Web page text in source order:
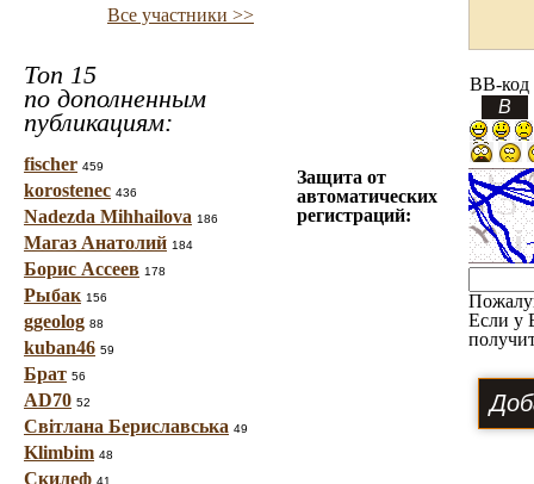
Все участники >>
Топ 15
по дополненным
публикациям:
fischer 459
korostenec 436
Nadezda Mihhailova 186
Магаз Анатолий 184
Борис Ассеев 178
Рыбак 156
ggeolog 88
kuban46 59
Брат 56
AD70 52
Світлана Бериславська 49
Klimbim 48
Скилеф 41
BB-код
Защита от
автоматических
регистраций:
Если у